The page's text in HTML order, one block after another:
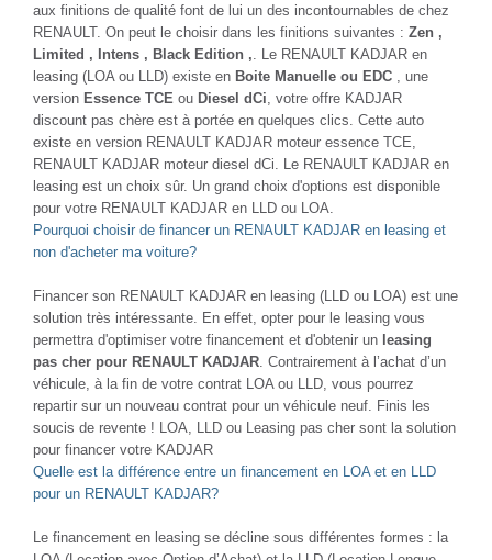
aux finitions de qualité font de lui un des incontournables de chez
RENAULT. On peut le choisir dans les finitions suivantes : Zen ,
Limited , Intens , Black Edition , . Le RENAULT KADJAR en
leasing (LOA ou LLD) existe en Boite Manuelle ou EDC , une
version Essence TCE ou Diesel dCi , votre offre KADJAR
discount pas chère est à portée en quelques clics. Cette auto
existe en version RENAULT KADJAR moteur essence TCE,
RENAULT KADJAR moteur diesel dCi. Le RENAULT KADJAR en
leasing est un choix sûr. Un grand choix d'options est disponible
pour votre RENAULT KADJAR en LLD ou LOA.
Pourquoi choisir de financer un RENAULT KADJAR en leasing et
non d'acheter ma voiture?
Financer son RENAULT KADJAR en leasing (LLD ou LOA) est une
solution très intéressante. En effet, opter pour le leasing vous
permettra d'optimiser votre financement et d'obtenir un leasing
pas cher pour RENAULT KADJAR . Contrairement à l’achat d’un
véhicule, à la fin de votre contrat LOA ou LLD, vous pourrez
repartir sur un nouveau contrat pour un véhicule neuf. Finis les
soucis de revente ! LOA, LLD ou Leasing pas cher sont la solution
pour financer votre KADJAR
Quelle est la différence entre un financement en LOA et en LLD
pour un RENAULT KADJAR?
Le financement en leasing se décline sous différentes formes : la